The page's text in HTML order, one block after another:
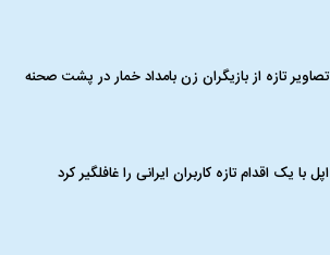
تصاویر تازه از بازیگران زن بامداد خمار در پشت صحنه
اپل با یک اقدام تازه کاربران ایرانی را غافلگیر کرد